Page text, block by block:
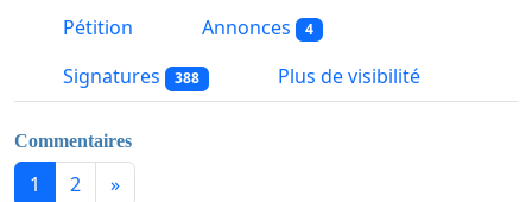
Pétition Annonces 4
Signatures 388 Plus de visibilité
Commentaires
1 2 »